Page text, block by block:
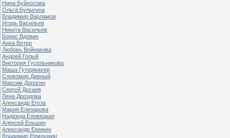
Нина Буйносова
Ольга Булыгина
Владимир Варламов
Игорь Васильев
Никита Васильев
Борис Вдовин
Анна Ветер
Любовь Войнакова
Андрей Голый
Виктория Гусельникова
Маша Гутермахер
Словомир Дивный
Максим Дорогин
Сергей Досаев
Лена Дроздова
Александр Егоза
Мария Елизарова
Надежда Еловецкая
Алексей Еньшин
Александр Еремин
Владимир Ермошкин